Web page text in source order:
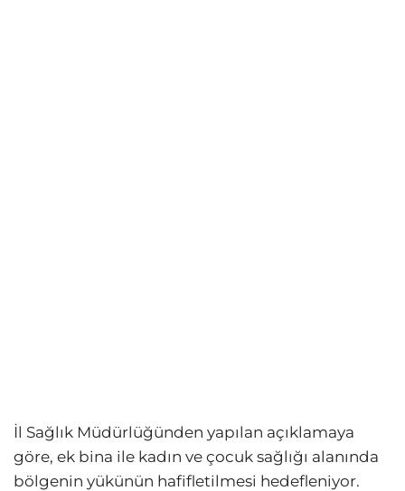
İl Sağlık Müdürlüğünden yapılan açıklamaya
göre, ek bina ile kadın ve çocuk sağlığı alanında
bölgenin yükünün hafifletilmesi hedefleniyor.